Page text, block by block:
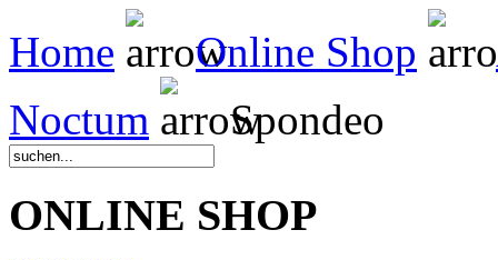
Home Online Shop
Noctum
Spondeo
ONLINE SHOP